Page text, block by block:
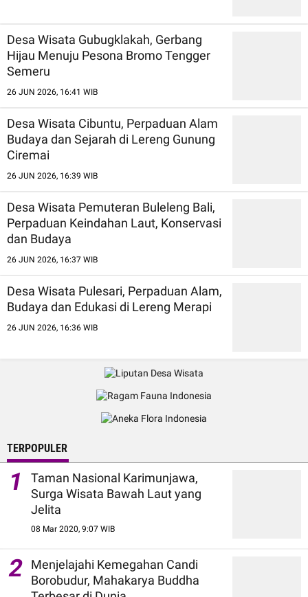
Desa Wisata Gubugklakah, Gerbang
Hijau Menuju Pesona Bromo Tengger
Semeru
26 JUN 2026, 16:41 WIB
Desa Wisata Cibuntu, Perpaduan Alam
Budaya dan Sejarah di Lereng Gunung
Ciremai
26 JUN 2026, 16:39 WIB
Desa Wisata Pemuteran Buleleng Bali,
Perpaduan Keindahan Laut, Konservasi
dan Budaya
26 JUN 2026, 16:37 WIB
Desa Wisata Pulesari, Perpaduan Alam,
Budaya dan Edukasi di Lereng Merapi
26 JUN 2026, 16:36 WIB
TERPOPULER
1
Taman Nasional Karimunjawa,
Surga Wisata Bawah Laut yang
Jelita
08 Mar 2020, 9:07 WIB
2
Menjelajahi Kemegahan Candi
Borobudur, Mahakarya Buddha